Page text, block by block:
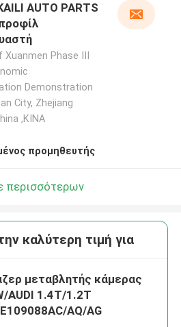
AUTO PARTS
Phase III
Demonstration
City, Zhejiang
,ΚΙΝΑ
προμηθευτής
περισσότερων
καλύτερη τιμή για
μεταβλητής κάμερας
AUDI 1.4T/1.2T
AQ/AG